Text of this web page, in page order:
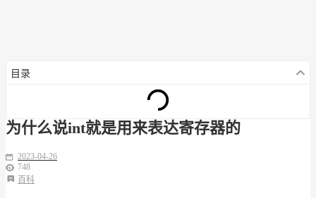
目录
为什么说int就是用来表达寄存器的
2023-04-26
748
百科